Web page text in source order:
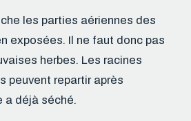
les parties aériennes des
exposées. Il ne faut donc pas
herbes. Les racines
peuvent repartir après
a déjà séché.